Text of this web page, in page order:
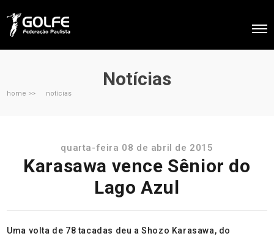
Notícias
home >> notícias
quarta-feira 08 de abril de 2015
Karasawa vence Sênior do
Lago Azul
Uma volta de 78 tacadas deu a Shozo Karasawa, do